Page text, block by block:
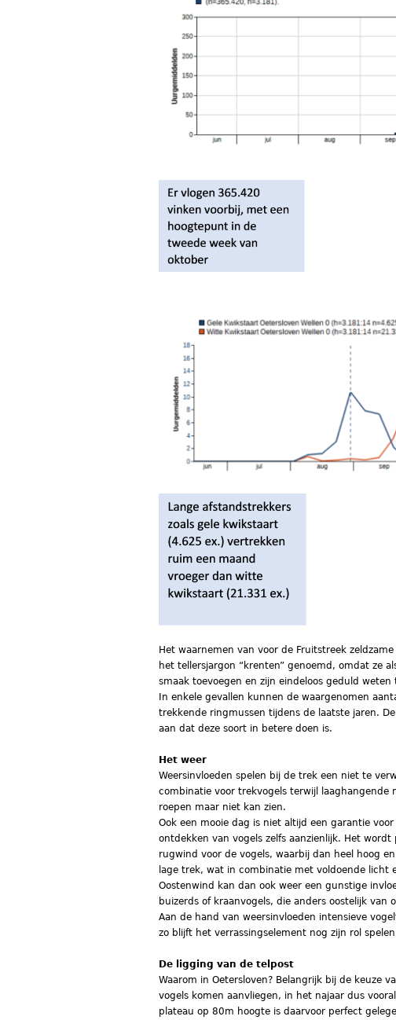
Het waarnemen van voor de Fruitstreek
het tellersjargon “krenten” genoemd, omdat ze
smaak toevoegen en zijn eindeloos geduld weten
In enkele gevallen kunnen de waargenomen
trekkende ringmussen tijdens de laatste jaren.
aan dat deze soort in betere doen is.
Het weer
Weersinvloeden spelen bij de trek een niet te
combinatie voor trekvogels terwijl laaghangende
roepen maar niet kan zien.
Ook een mooie dag is niet altijd een garantie
ontdekken van vogels zelfs aanzienlijk. Het
rugwind voor de vogels, waarbij dan heel hoog
lage trek, wat in combinatie met voldoende licht
Oostenwind kan dan ook weer een gunstige
buizerds of kraanvogels, die anders oostelijk van
Aan de hand van weersinvloeden intensieve
zo blijft het verrassingselement nog zijn rol
De ligging van de telpost
Waarom in Oetersloven? Belangrijk bij de keuze
vogels komen aanvliegen, in het najaar dus
plateau op 80m hoogte is daarvoor perfect